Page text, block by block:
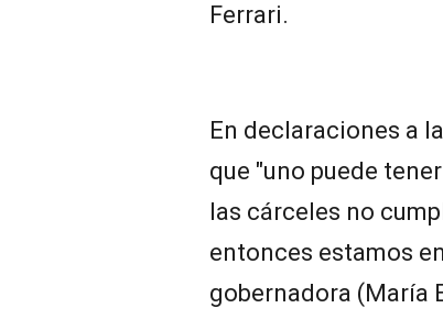
Ferrari.
En declaraciones a
que "uno puede
las cárceles no
entonces estamos
gobernadora (María